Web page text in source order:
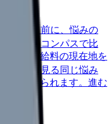
きか迷う前に、悩みの
給料コンパスで比
、今の給料の現在地を
で本音を見る 同じ悩み
確かめられます。 進む